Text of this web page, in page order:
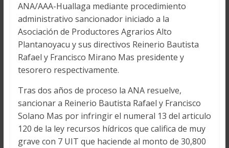
ANA/AAA-Huallaga mediante procedimiento
administrativo sancionador iniciado a la
Asociación de Productores Agrarios Alto
Plantanoyacu y sus directivos Reinerio Bautista
Rafael y Francisco Mirano Mas presidente y
tesorero respectivamente.
Tras dos años de proceso la ANA resuelve,
sancionar a Reinerio Bautista Rafael y Francisco
Solano Mas por infringir el numeral 13 del articulo
120 de la ley recursos hídricos que califica de muy
grave con 7 UIT que haciende al monto de 30,800